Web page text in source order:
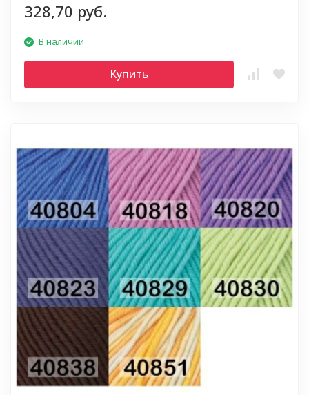
328,70 руб.
В наличии
Купить